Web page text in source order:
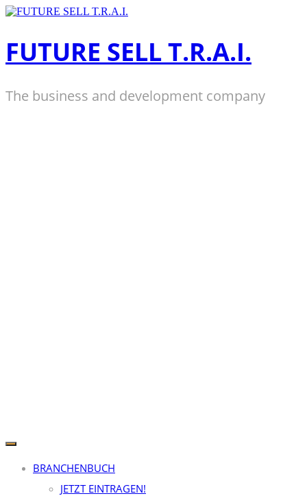
Zum
FUTURE SELL T.R.A.I.
The business and development company
BRANCHENBUCH
JETZT EINTRAGEN!